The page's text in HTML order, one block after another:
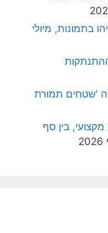
בתמונות, מיולי
'שטחים תמורת
בין סף